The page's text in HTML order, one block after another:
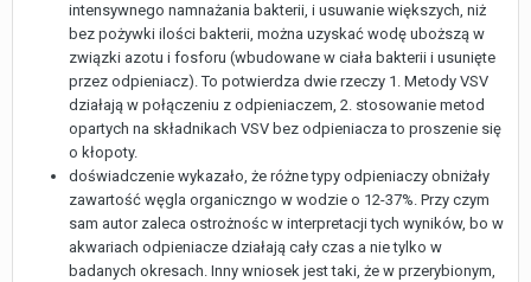
intensywnego namnażania bakterii, i usuwanie większych, niż
bez pożywki ilości bakterii, można uzyskać wodę uboższą w
związki azotu i fosforu (wbudowane w ciała bakterii i usunięte
przez odpieniacz). To potwierdza dwie rzeczy 1. Metody VSV
działają w połączeniu z odpieniaczem, 2. stosowanie metod
opartych na składnikach VSV bez odpieniacza to proszenie się
o kłopoty.
doświadczenie wykazało, że różne typy odpieniaczy obniżały
zawartość węgla organiczngo w wodzie o 12-37%. Przy czym
sam autor zaleca ostrożnośc w interpretacji tych wyników, bo w
akwariach odpieniacze działają cały czas a nie tylko w
badanych okresach. Inny wniosek jest taki, że w przerybionym,